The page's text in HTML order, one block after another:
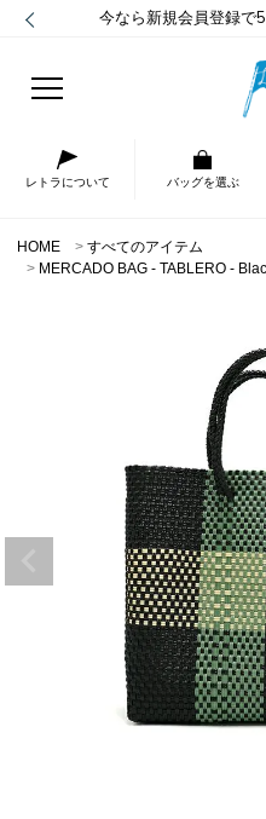
今なら新規会員登録で
レトラについて バッグを選ぶ
HOME
すべてのアイテム
MERCADO BAG - TABLERO -